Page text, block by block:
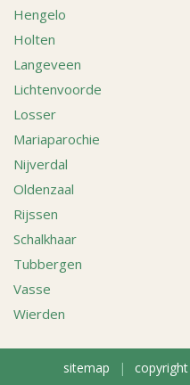
Hengelo
Holten
Langeveen
Lichtenvoorde
Losser
Mariaparochie
Nijverdal
Oldenzaal
Rijssen
Schalkhaar
Tubbergen
Vasse
Wierden
sitemap | copyright